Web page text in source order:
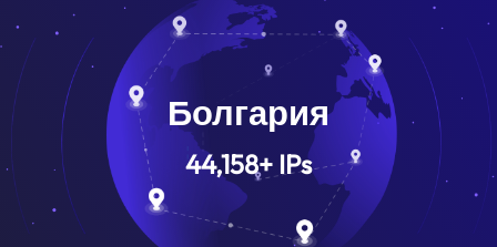
Болгария
44,158+ IPs